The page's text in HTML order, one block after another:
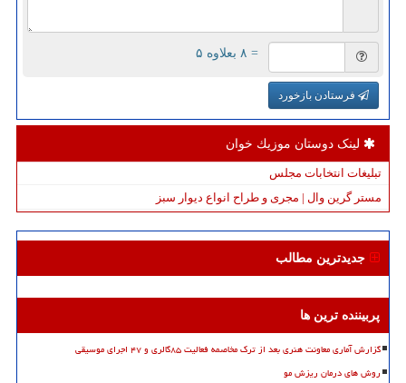
= ۸ بعلاوه ۵
فرستادن بازخورد
لینک دوستان موزیك خوان
تبلیغات انتخابات مجلس
مستر گرین وال | مجری و طراح انواع دیوار سبز
جدیدترین مطالب
پربیننده ترین ها
گزارش آماری معاونت هنری بعد از ترک مخاصمه فعالیت ۸۵گالری و ۴۷ اجرای موسیقی
روش های درمان ریزش مو